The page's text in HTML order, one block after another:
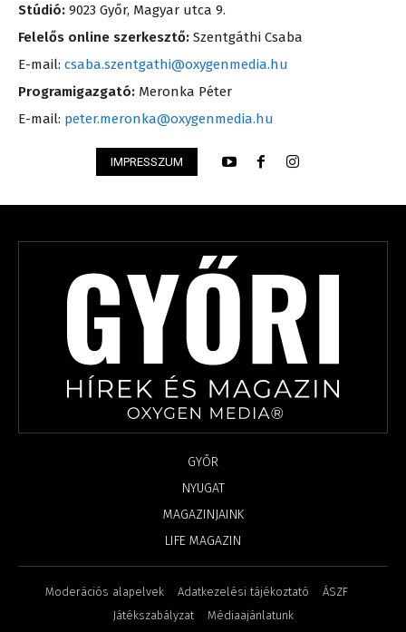
Stúdió: 9023 Győr, Magyar utca 9.
Felelős online szerkesztő: Szentgáthi Csaba
E-mail: csaba.szentgathi@oxygenmedia.hu
Programigazgató: Meronka Péter
E-mail: peter.meronka@oxygenmedia.hu
IMPRESSZUM
GYŐR
NYUGAT
MAGAZINJAINK
LIFE MAGAZIN
Moderációs alapelvek Adatkezelési tájékoztató
ÁSZF
Játékszabályzat
Médiaajánlatunk